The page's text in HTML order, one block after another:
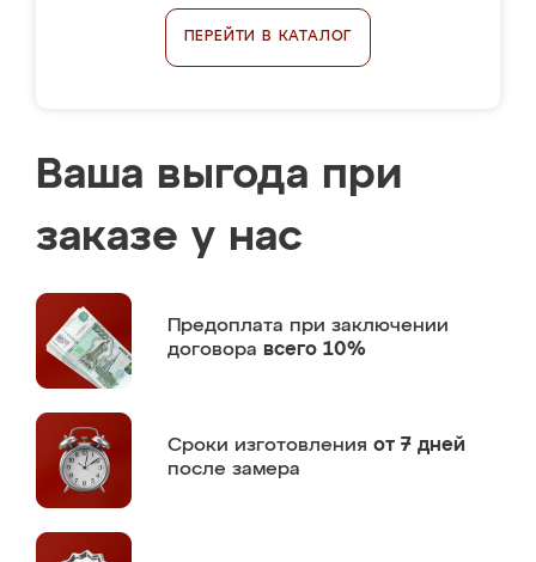
ПЕРЕЙТИ В КАТАЛОГ
Ваша выгода при
заказе у нас
Предоплата при заключении
договора всего 10%
Сроки изготовления от 7 дней
после замера